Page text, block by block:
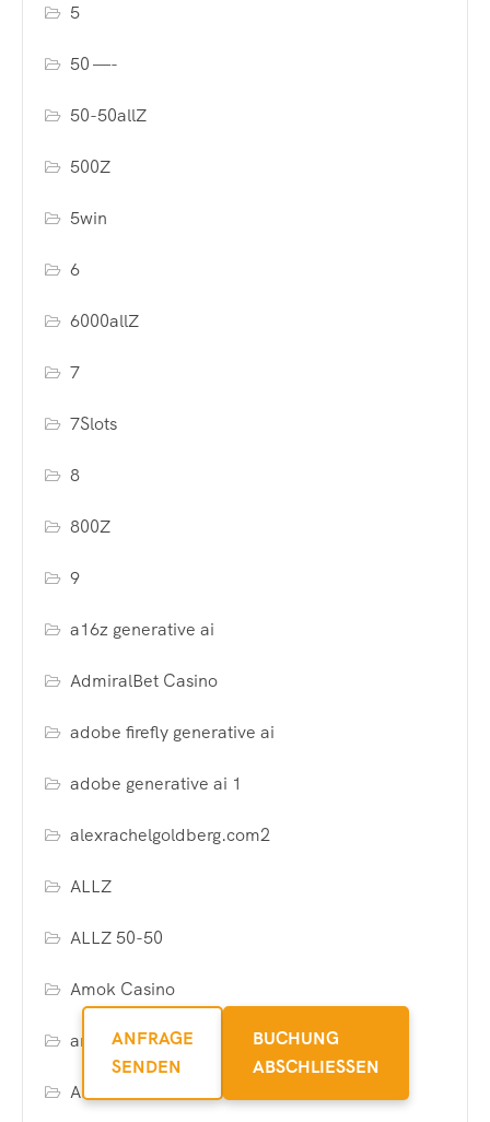
5
50 —-
50-50allZ
500Z
5win
6
6000allZ
7
7Slots
8
800Z
9
a16z generative ai
AdmiralBet Casino
adobe firefly generative ai
adobe generative ai 1
alexrachelgoldberg.com2
ALLZ
ALLZ 50-50
Amok Casino
antsaat.com
APK
ANFRAGE
SENDEN
BUCHUNG
ABSCHLIESSEN